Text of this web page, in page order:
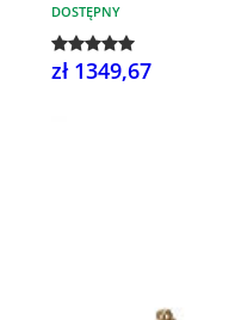
DOSTĘPNY
zł 1349,67